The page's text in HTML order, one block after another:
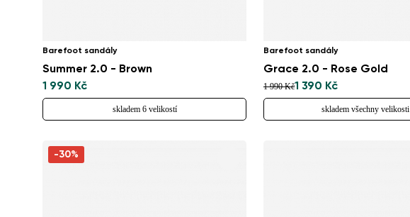
Barefoot sandály
Summer 2.0 - Brown
1 990 Kč
skladem 6 velikostí
Barefoot sandály
Grace 2.0 - Rose Gold
1 990 Kč1 390 Kč
skladem všechny velikosti
-30%